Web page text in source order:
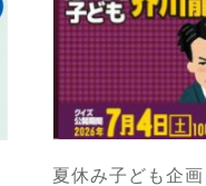
夏休み子ども企